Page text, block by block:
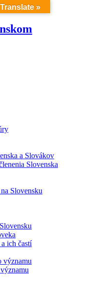
a Slovákov
Slovenska
Slovensku
ich častí
významu
»